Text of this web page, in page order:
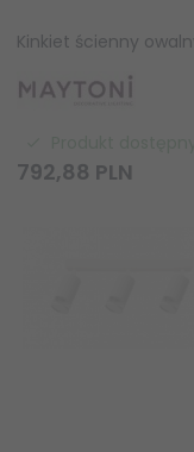
792,88 PLN